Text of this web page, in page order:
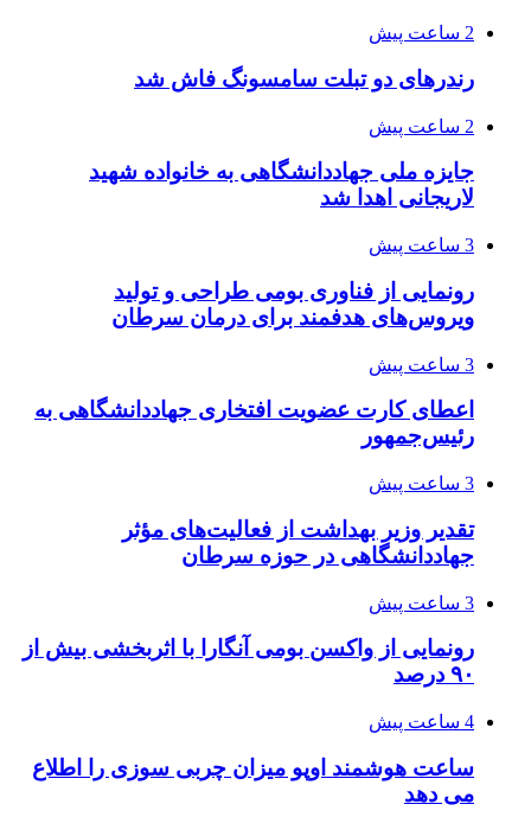
2 ساعت پیش
رندرهای دو تبلت سامسونگ فاش شد
2 ساعت پیش
جایزه ملی جهاددانشگاهی به خانواده شهید
لاریجانی اهدا شد
3 ساعت پیش
رونمایی از فناوری بومی طراحی و تولید
ویروس‌های هدفمند برای درمان سرطان
3 ساعت پیش
اعطای کارت عضویت افتخاری جهاددانشگاهی به
رئیس‌جمهور
3 ساعت پیش
تقدیر وزیر بهداشت از فعالیت‌های مؤثر
جهاددانشگاهی در حوزه سرطان
3 ساعت پیش
رونمایی از واکسن بومی آنگارا با اثربخشی بیش از
۹۰ درصد
4 ساعت پیش
ساعت هوشمند اوپو میزان چربی سوزی را اطلاع
می دهد